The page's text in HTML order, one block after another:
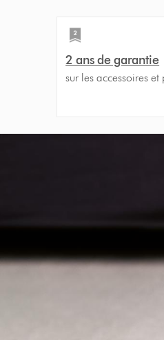
2 ans de garantie
sur les accessoires et